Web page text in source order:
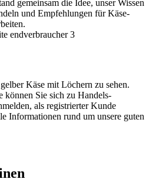
gemeinsam die Idee, unser Wissen
und Empfehlungen für Käse-
können Sie sich zu Handels-
als registrierter Kunde
Informationen rund um unsere guten